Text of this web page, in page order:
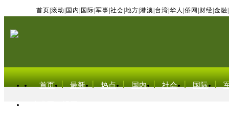
首页 滚动 国内 国际 军事 社会 地方 港澳 台湾 华人 侨网 财经 金融
首页 最新 热点 国内 社会 国际